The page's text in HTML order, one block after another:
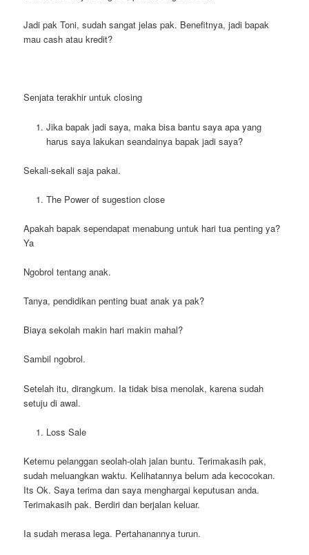
Jadi pak Toni, sudah sangat jelas pak. Benefitnya, jadi bapak
mau cash atau kredit?
Senjata terakhir untuk closing
Jika bapak jadi saya, maka bisa bantu saya apa yang
harus saya lakukan seandainya bapak jadi saya?
Sekali-sekali saja pakai.
The Power of sugestion close
Apakah bapak sependapat menabung untuk hari tua penting ya?
Ya
Ngobrol tentang anak.
Tanya, pendidikan penting buat anak ya pak?
Biaya sekolah makin hari makin mahal?
Sambil ngobrol.
Setelah itu, dirangkum. Ia tidak bisa menolak, karena sudah
setuju di awal.
Loss Sale
Ketemu pelanggan seolah-olah jalan buntu. Terimakasih pak,
sudah meluangkan waktu. Kelihatannya belum ada kecocokan.
Its Ok. Saya terima dan saya menghargai keputusan anda.
Terimakasih pak. Berdiri dan berjalan keluar.
Ia sudah merasa lega. Pertahanannya turun.